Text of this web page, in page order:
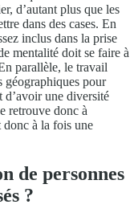
d’autant plus que les
dans des cases. En
inclus dans la prise
mentalité doit se faire à
parallèle, le travail
géographiques pour
d’avoir une diversité
retrouve donc à
donc à la fois une
de personnes
?